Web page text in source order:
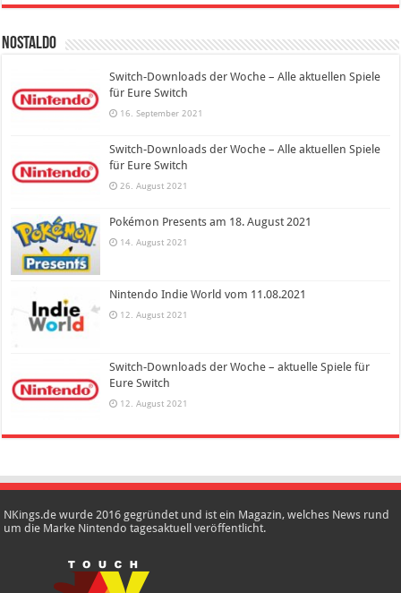
Nostaldo
Switch-Downloads der Woche – Alle aktuellen Spiele
für Eure Switch
16. September 2021
Switch-Downloads der Woche – Alle aktuellen Spiele
für Eure Switch
26. August 2021
Pokémon Presents am 18. August 2021
14. August 2021
Nintendo Indie World vom 11.08.2021
12. August 2021
Switch-Downloads der Woche – aktuelle Spiele für
Eure Switch
12. August 2021
NKings.de wurde 2016 gegründet und ist ein Magazin, welches News rund
um die Marke Nintendo tagesaktuell veröffentlicht.